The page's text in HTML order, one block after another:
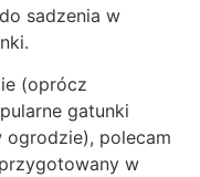
sadzenia w
(oprócz
gatunki
ogrodzie), polecam
w